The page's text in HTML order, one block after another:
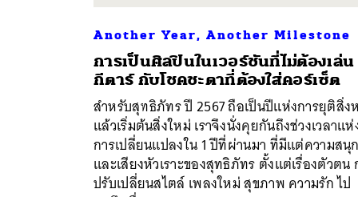
Another Year, Another Milestone
การเป็นศิลปินในเวอร์ชันที่ไม่ต้องเล่น
กีตาร์ กับโชคชะตาที่ต้องใส่คอร์เซ็ต
สำหรับสุทธิภัทร ปี 2567 ถือเป็นปีแห่งการยุติสิ่ง
แล้วเริ่มต้นสิ่งใหม่ เราจึงนั่งคุยกันถึงช่วงเวลาแห่
การเปลี่ยนแปลงใน 1 ปีที่ผ่านมา ที่มีแต่ความสนุก
และเสียงหัวเราะของสุทธิภัทร ตั้งแต่เรื่องตัวตน
ปรับเปลี่ยนสไตล์ เพลงใหม่ สุขภาพ ความรัก ไป